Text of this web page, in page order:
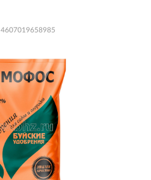
4607019658985